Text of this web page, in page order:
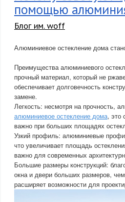
помощью
Блог им. woff
Алюминиевое остекление дома
Преимущества алюминиевого
прочный материал, который не
обеспечивает долговечность
замене.
Легкость: несмотря на прочность,
алюминиевое остекление дома, это
важно при больших площадях
Узкий профиль: алюминиевые
что увеличивает площадь
важно для современных
Большие размеры конструкций:
окна и двери больших размеров,
расширяет возможности для